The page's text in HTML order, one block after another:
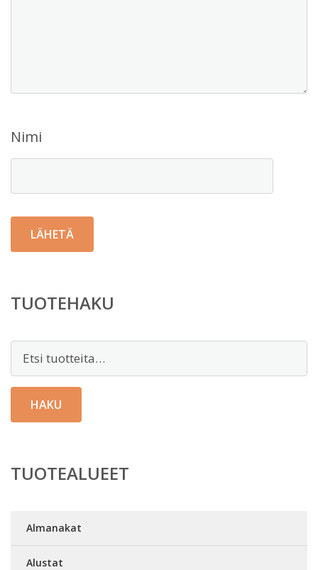
Nimi
TUOTEHAKU
Etsi:
HAKU
TUOTEALUEET
Almanakat
Alustat